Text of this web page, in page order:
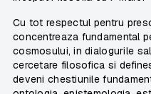
Cu tot respectul pentru
concentreaza fundamental
cosmosului, in dialogurile
cercetare filosofica si
deveni chestiunile